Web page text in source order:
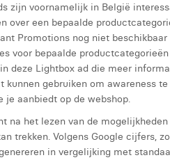
zijn voornamelijk in België
over een bepaalde
Promotions nog niet
voor bepaalde
deze Lightbox ad die meer
kunnen gebruiken om awareness
aanbiedt op de webshop.
na het lezen van de
trekken. Volgens Google cijfers,
in vergelijking met